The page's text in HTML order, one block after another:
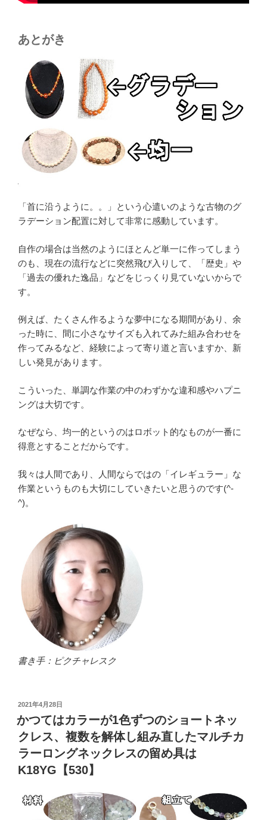
あとがき
「首に沿うように。。」という心遣いのような古物のグ
ラデーション配置に対して非常に感動しています。
自作の場合は当然のようにほとんど単一に作ってしまう
のも、現在の流行などに突然飛び入りして、「歴史」や
「過去の優れた逸品」などをじっくり見ていないからで
す。
例えば、たくさん作るような夢中になる期間があり、余
った時に、間に小さなサイズも入れてみた組み合わせを
作ってみるなど、経験によって寄り道と言いますか、新
しい発見があります。
こういった、単調な作業の中のわずかな違和感やハプニ
ングは大切です。
なぜなら、均一的というのはロボット的なものが一番に
得意とすることだからです。
我々は人間であり、人間ならではの「イレギュラー」な
作業というものも大切にしていきたいと思うのです(^-
^)。
書き手：ピクチャレスク
投
稿
日:
2021年4月28日
かつてはカラーが1色ずつのショートネッ
クレス、複数を解体し組み直したマルチカ
ラーロングネックレスの留め具は
K18YG【530】